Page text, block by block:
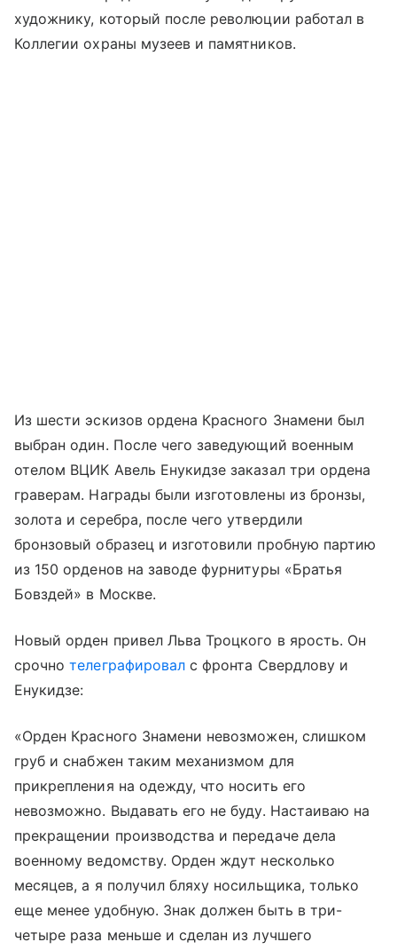
художнику, который после революции работал в
Коллегии охраны музеев и памятников.
Из шести эскизов ордена Красного Знамени был
выбран один. После чего заведующий военным
отелом ВЦИК Авель Енукидзе заказал три ордена
граверам. Награды были изготовлены из бронзы,
золота и серебра, после чего утвердили
бронзовый образец и изготовили пробную партию
из 150 орденов на заводе фурнитуры «Братья
Бовздей» в Москве.
Новый орден привел Льва Троцкого в ярость. Он
срочнотелеграфировал с фронта Свердлову и
Енукидзе:
«Орден Красного Знамени невозможен, слишком
груб и снабжен таким механизмом для
прикрепления на одежду, что носить его
невозможно. Выдавать его не буду. Настаиваю на
прекращении производства и передаче дела
военному ведомству. Орден ждут несколько
месяцев, а я получил бляху носильщика, только
еще менее удобную. Знак должен быть в три-
четыре раза меньше и сделан из лучшего